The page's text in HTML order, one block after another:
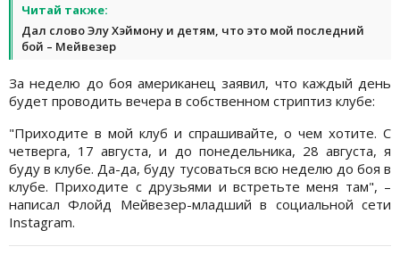
Читай также:
Дал слово Элу Хэймону и детям, что это мой последний
бой – Мейвезер
За неделю до боя американец заявил, что каждый день
будет проводить вечера в собственном стриптиз клубе:
"Приходите в мой клуб и спрашивайте, о чем хотите. С
четверга, 17 августа, и до понедельника, 28 августа, я
буду в клубе. Да-да, буду тусоваться всю неделю до боя в
клубе. Приходите с друзьями и встретьте меня там", –
написал Флойд Мейвезер-младший в социальной сети
Instagram.